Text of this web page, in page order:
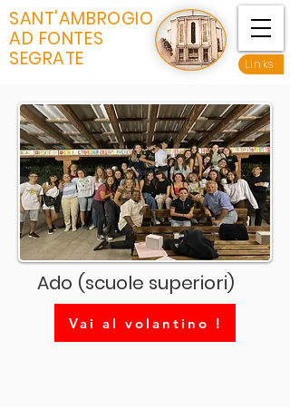
Links
SANT'AMBROGIO
AD FONTES
SEGRATE
Ado (scuole superiori)
Vai al volantino !